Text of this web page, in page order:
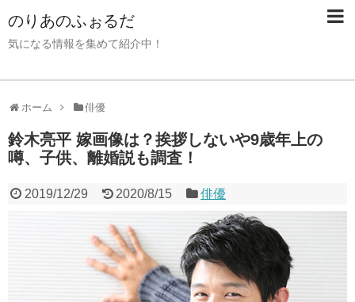
のりあのふぉるだ
気になる情報を集めて紹介中！
ホーム 俳優
鈴木亮平 嫁画像は？挨拶しないや9歳年上の
噂、子供、離婚説も調査！
2019/12/29 2020/8/15 俳優